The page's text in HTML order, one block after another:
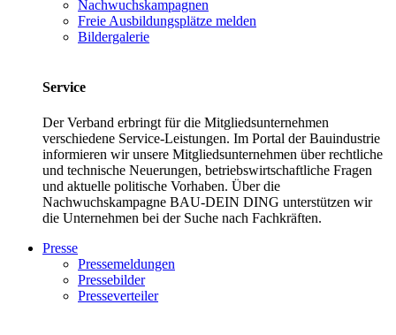
Nachwuchskampagnen
Freie Ausbildungsplätze melden
Bildergalerie
Service
Der Verband erbringt für die Mitgliedsunternehmen
verschiedene Service-Leistungen. Im Portal der Bauindustrie
informieren wir unsere Mitgliedsunternehmen über rechtliche
und technische Neuerungen, betriebswirtschaftliche Fragen
und aktuelle politische Vorhaben. Über die
Nachwuchskampagne BAU-DEIN DING unterstützen wir
die Unternehmen bei der Suche nach Fachkräften.
Presse
Pressemeldungen
Pressebilder
Presseverteiler